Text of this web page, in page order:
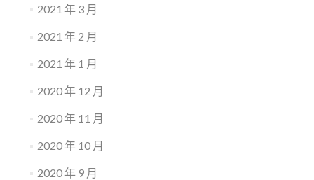
2021 年 3 月
2021 年 2 月
2021 年 1 月
2020 年 12 月
2020 年 11 月
2020 年 10 月
2020 年 9 月